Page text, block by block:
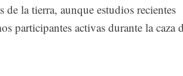
de la tierra, aunque estudios recientes
participantes activas durante la caza